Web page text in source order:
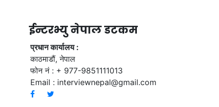
ईन्टरभ्यु नेपाल डटकम
प्रधान कार्यालय :
काठमाडौं, नेपाल
फोन नं : + 977-9851111013
Email : interviewnepal@gmail.com